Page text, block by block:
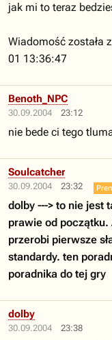
jak mi to teraz
Wiadomość została
01 13:36:47
30.09.2004 23:12
Benoth_NPC
nie bede ci tego
30.09.2004 23:32
Soulcatcher
dolby ---> to nie jest
prawie od
przerobi pierwsze
standardy. ten
poradnika do tej gry
30.09.2004 23:38
dolby